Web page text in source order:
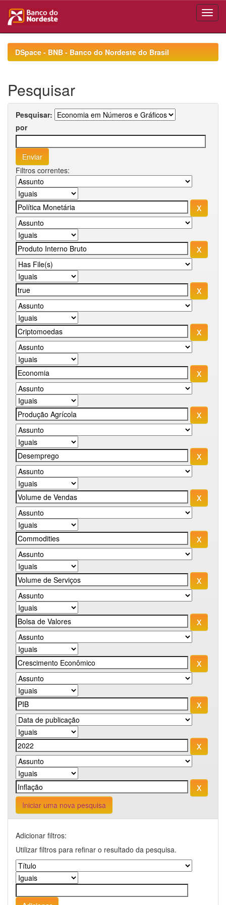
navigationDSpace - BNB - Banco do Nordeste do Brasil
Pesquisar
Pesquisar:
por
Filtros correntes:
Iniciar uma nova pesquisa
Adicionar filtros:
Utilizar filtros para refinar o resultado da pesquisa.